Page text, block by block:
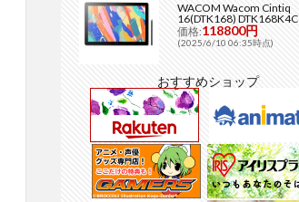
WACOM Wacom Cintiq
16(DTK168) DTK168K4C
価格:118800円
(2025/6/10 06:35時点)
おすすめショップ